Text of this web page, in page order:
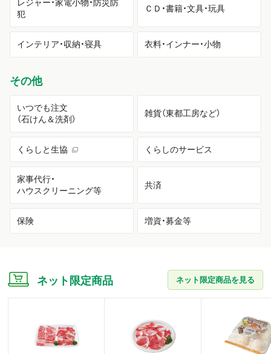
レジャー・家電小物・防災防
犯
ＣＤ・書籍・文具・玩具
インテリア・収納・寝具 衣料・インナー・小物
その他
いつでも注文
（石けん＆洗剤）
雑貨（東都工房など）
くらしと生協 くらしのサービス
家事代行・
ハウスクリーニング等
共済
保険 増資・募金等
ネット限定商品 ネット限定商品を見る